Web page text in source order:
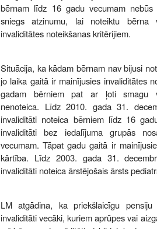
bērnam līdz 16 gadu vecumam nebūs
sniegs atzinumu, lai noteiktu bērna
invaliditātes noteikšanas kritērijiem.
Situācija, ka kādam bērnam nav bijusi
jo laika gaitā ir mainījusies invaliditātes
gadam bērniem pat ar ļoti smagu
nenoteica. Līdz 2010. gada 31.
invaliditāti noteica bērniem līdz 16
invaliditāti bez iedalījuma grupās
vecumam. Tāpat gadu gaitā ir
kārtība. Līdz 2003. gada 31.
invaliditāti noteica ārstējošais ārsts
LM atgādina, ka priekšlaicīgu
invaliditāti vecāki, kuriem aprūpes vai